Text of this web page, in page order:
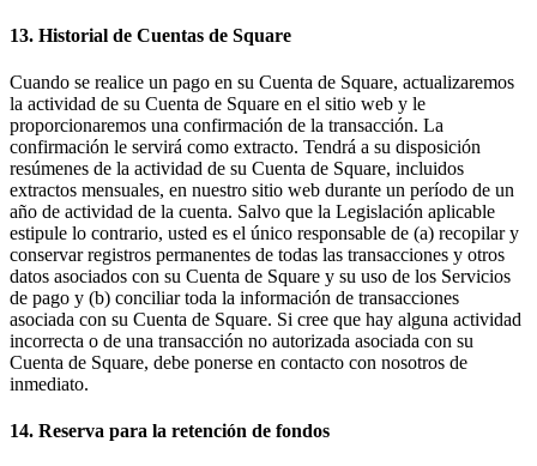
13. Historial de Cuentas de Square
Cuando se realice un pago en su Cuenta de Square, actualizaremos
la actividad de su Cuenta de Square en el sitio web y le
proporcionaremos una confirmación de la transacción. La
confirmación le servirá como extracto. Tendrá a su disposición
resúmenes de la actividad de su Cuenta de Square, incluidos
extractos mensuales, en nuestro sitio web durante un período de un
año de actividad de la cuenta. Salvo que la Legislación aplicable
estipule lo contrario, usted es el único responsable de (a) recopilar y
conservar registros permanentes de todas las transacciones y otros
datos asociados con su Cuenta de Square y su uso de los Servicios
de pago y (b) conciliar toda la información de transacciones
asociada con su Cuenta de Square. Si cree que hay alguna actividad
incorrecta o de una transacción no autorizada asociada con su
Cuenta de Square, debe ponerse en contacto con nosotros de
inmediato.
14. Reserva para la retención de fondos